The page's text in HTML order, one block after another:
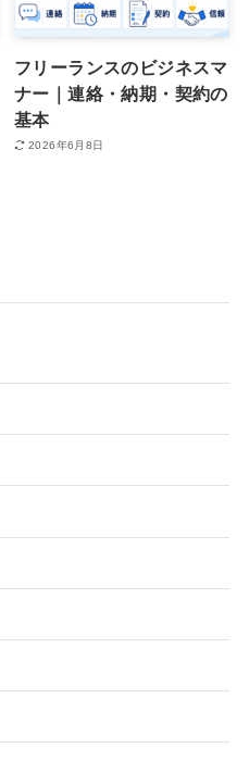
フリーランスのビジネスマ
ナー｜連絡・納期・契約の
基本
2026年6月8日